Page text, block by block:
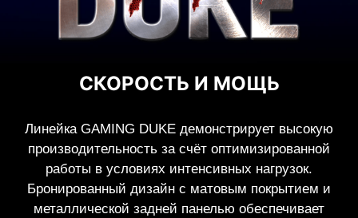
СКОРОСТЬ И МОЩЬ
Линейка GAMING DUKE демонстрирует высокую
производительность за счёт оптимизированной
работы в условиях интенсивных нагрузок.
Бронированный дизайн с матовым покрытием и
металлической задней панелью обеспечивает